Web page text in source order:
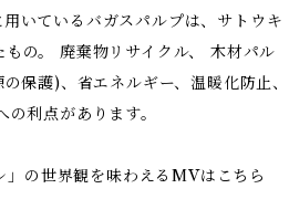
いているバガスパルプは、サトウキ
の。 廃棄物リサイクル、 木材パル
保護)、省エネルギー、温暖化防止、
利点があります。
の世界観を味わえるMVはこちら